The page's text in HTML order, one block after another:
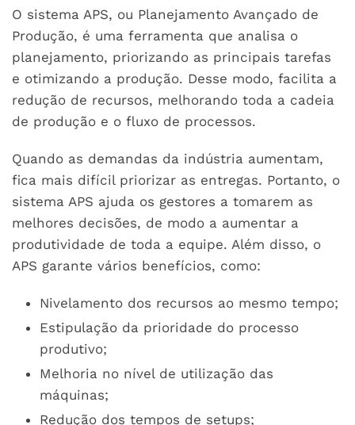
O sistema APS, ou Planejamento Avançado de
Produção, é uma ferramenta que analisa o
planejamento, priorizando as principais tarefas
e otimizando a produção. Desse modo, facilita a
redução de recursos, melhorando toda a cadeia
de produção e o fluxo de processos.
Quando as demandas da indústria aumentam,
fica mais difícil priorizar as entregas. Portanto, o
sistema APS ajuda os gestores a tomarem as
melhores decisões, de modo a aumentar a
produtividade de toda a equipe. Além disso, o
APS garante vários benefícios, como:
Nivelamento dos recursos ao mesmo tempo;
Estipulação da prioridade do processo
produtivo;
Melhoria no nível de utilização das
máquinas;
Redução dos tempos de setups;